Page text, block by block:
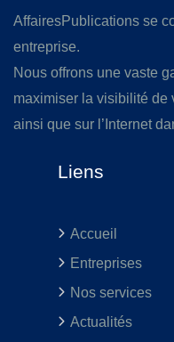
AffairesPublications se
entreprise.
Nous offrons une vaste
maximiser la visibilité de
ainsi que sur l’Internet
Liens
Accueil
Entreprises
Nos services
Actualités